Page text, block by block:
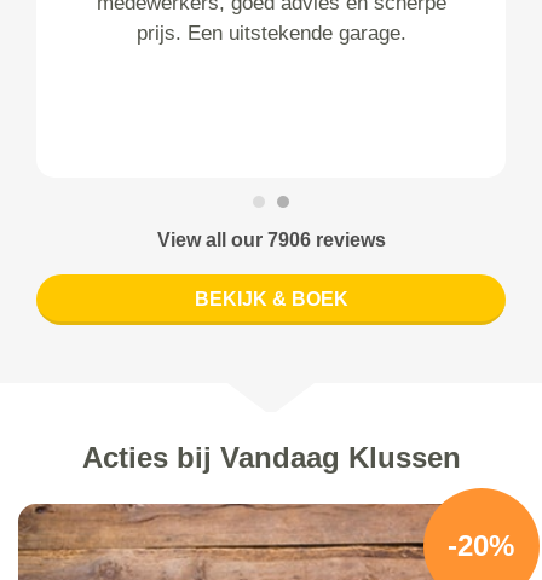
prijs. Een uitstekende garage.
View all our 7906 reviews
BEKIJK & BOEK
Acties bij Vandaag Klussen
-20%